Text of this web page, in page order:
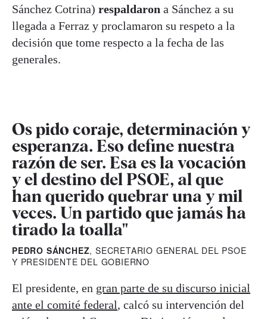
Sánchez Cotrina) respaldaron a Sánchez a su
llegada a Ferraz y proclamaron su respeto a la
decisión que tome respecto a la fecha de las
generales.
Os pido coraje, determinación y
esperanza. Eso define nuestra
razón de ser. Esa es la vocación
y el destino del PSOE, al que
han querido quebrar una y mil
veces. Un partido que jamás ha
tirado la toalla"
PEDRO SÁNCHEZ, SECRETARIO GENERAL DEL PSOE
Y PRESIDENTE DEL GOBIERNO
El presidente, en gran parte de su discurso inicial
ante el comité federal, calcó su intervención del